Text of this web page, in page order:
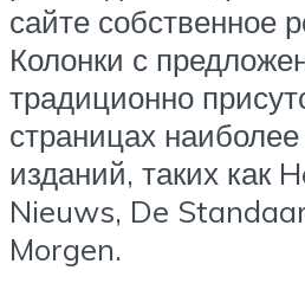
сайте собственное
Колонки с
традиционно
страницах
изданий, таких как
Nieuws, De
Morgen.